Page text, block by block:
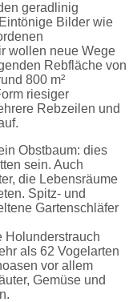
geradlinig
Bilder wie
wollen neue Wege
Rebfläche von
800 m²
riesiger
Rebzeilen und
Obstbaum: dies
sein. Auch
die Lebensräume
Spitz- und
Gartenschläfer
Holunderstrauch
als 62 Vogelarten
vor allem
Gemüse und